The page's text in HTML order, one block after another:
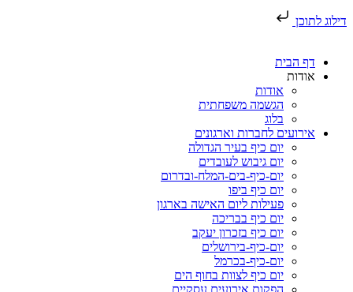
דילוג לתוכן
דף הבית
אודות
אודות
הגשמה משפחתית
בלוג
אירועים לחברות וארגונים
יום כיף בעיר הגדולה
יום גיבוש לעובדים
יום-כיף-בים-המלח-ובדרום
יום כיף ביפו
פעילות ליום האישה בארגון
יום כיף בבריכה
יום כיף בזכרון יעקב
יום-כיף-בירושלים
יום-כיף-בכרמל
יום כיף לצוות בחוף הים
הפקות אירועים עסקיים